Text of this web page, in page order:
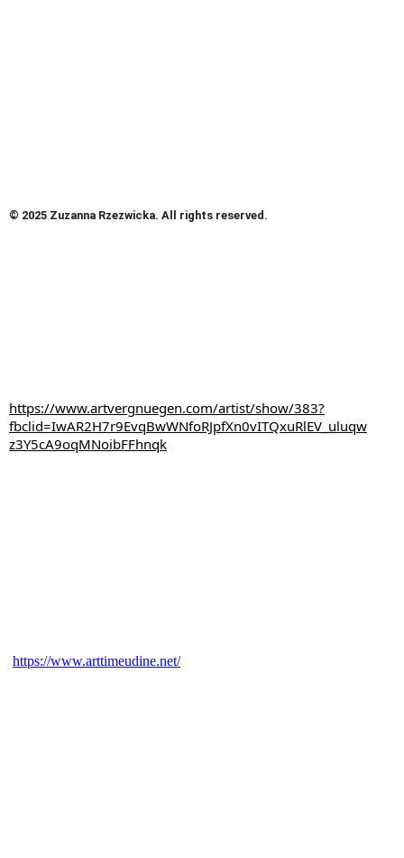
© 2025 Zuzanna Rzezwicka. All rights reserved.
https://www.artvergnuegen.com/artist/show/383?
fbclid=IwAR2H7r9EvqBwWNfoRJpfXn0vITQxuRlEV_uluqw
z3Y5cA9oqMNoibFFhnqk
https://www.arttimeudine.net/